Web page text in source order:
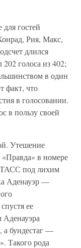
для гостей
Рия, Макс,
длился
голоса из 402;
в один
факт, что
в голосовании.
в пользу своей
Утешение
в номере
ТАСС под лихим
Аденауэр —
ее
Аденауэра
а бундестаг —
Такого рода